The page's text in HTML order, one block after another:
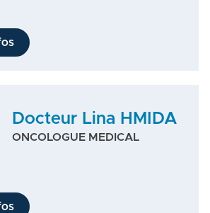
Docteur Lina HMIDA
ONCOLOGUE MEDICAL